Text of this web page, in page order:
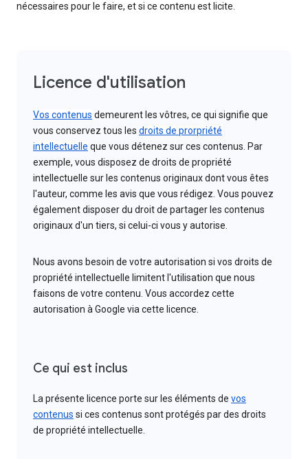
nécessaires pour le faire, et si ce contenu est licite.
Licence d'utilisation
Vos contenus demeurent les vôtres, ce qui signifie que
vous conservez tous les droits de prorpriété
intellectuelle que vous détenez sur ces contenus. Par
exemple, vous disposez de droits de propriété
intellectuelle sur les contenus originaux dont vous êtes
l'auteur, comme les avis que vous rédigez. Vous pouvez
également disposer du droit de partager les contenus
originaux d'un tiers, si celui-ci vous y autorise.
Nous avons besoin de votre autorisation si vos droits de
propriété intellectuelle limitent l'utilisation que nous
faisons de votre contenu. Vous accordez cette
autorisation à Google via cette licence.
Ce qui est inclus
La présente licence porte sur les éléments de vos
contenus si ces contenus sont protégés par des droits
de propriété intellectuelle.